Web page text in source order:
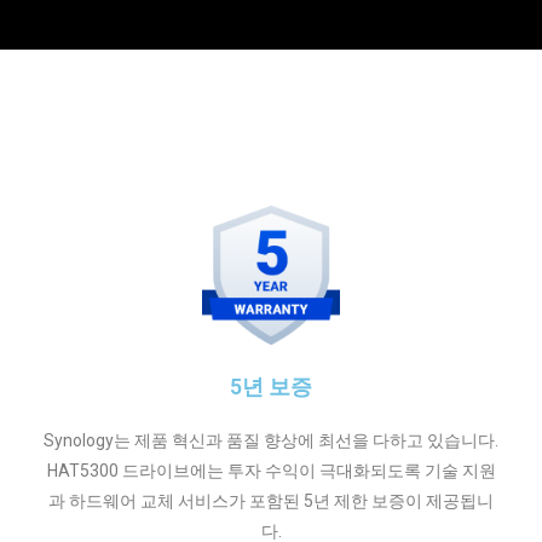
5년 보증
Synology는 제품 혁신과 품질 향상에 최선을 다하고 있습니다.
HAT5300 드라이브에는 투자 수익이 극대화되도록 기술 지원
과 하드웨어 교체 서비스가 포함된 5년 제한 보증이 제공됩니
다.